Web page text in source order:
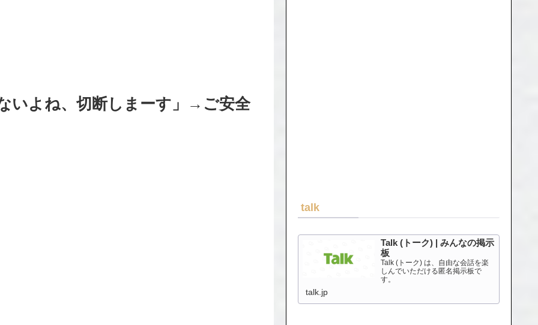
いよね、切断しまーす」→ご安全
talk
Talk (トーク) | みんなの掲示
板
Talk (トーク) は、自由な会話を楽
しんでいただける匿名掲示板で
す。
talk.jp